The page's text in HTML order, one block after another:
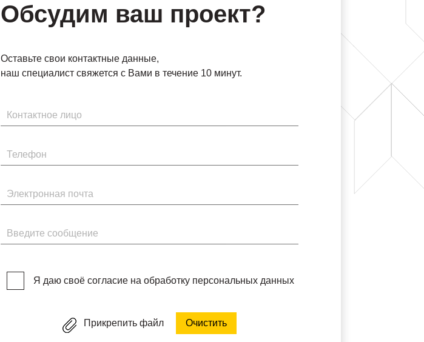
Обсудим ваш проект?
Оставьте свои контактные данные,
наш специалист свяжется с Вами в течение 10 минут.
Имя
Телефон
Электронная почта
Введите сообщение
Я даю своё согласие на обработку персональных данных
Прикрепить файл Очистить